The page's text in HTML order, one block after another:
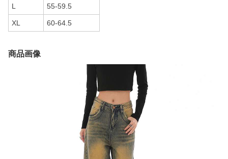
L 55-59.5
XL 60-64.5
商品画像